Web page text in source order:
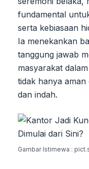
fundamental
serta kebiasaan
Ia menekankan
tanggung jawab
masyarakat
tidak hanya
dan indah.
Gambar Istimewa :